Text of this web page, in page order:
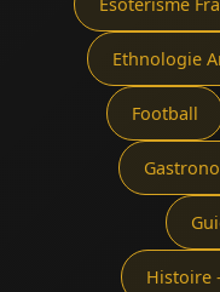
Ethnologie
Football
Histoire